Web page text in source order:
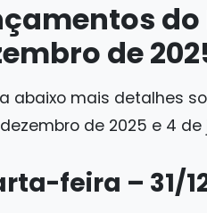
do
de
abaixo mais detalhes
de 2025 e 4 de
feira – 31/